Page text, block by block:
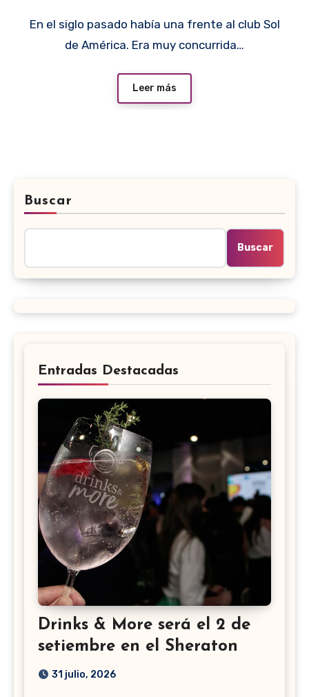
En el siglo pasado había una frente al club Sol
de América. Era muy concurrida…
Leer más
Buscar
Buscar
Entradas Destacadas
Drinks & More será el 2 de
setiembre en el Sheraton
31 julio, 2026